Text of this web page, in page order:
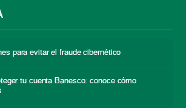
para evitar el fraude cibernético
tu cuenta Banesco: conoce cómo